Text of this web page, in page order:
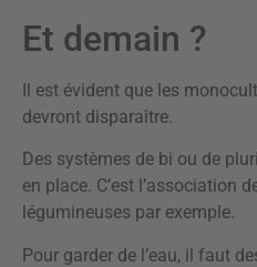
Et demain ?
Il est évident que les
devront disparaître.
Des systèmes de bi ou de
en place. C’est l’association
légumineuses par exemple.
Pour garder de l’eau, il faut